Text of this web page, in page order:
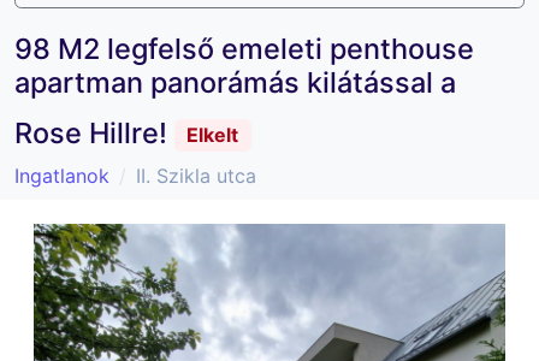
98 M2 legfelső emeleti penthouse
apartman panorámás kilátással a
Rose Hillre!
Elkelt
Ingatlanok
II. Szikla utca